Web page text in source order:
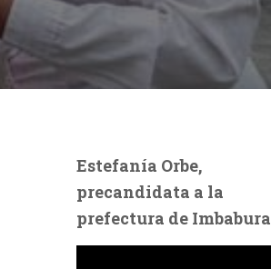
Estefanía Orbe,
precandidata a la
prefectura de Imbabura